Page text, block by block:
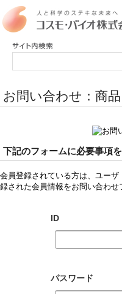
お問い合わせ：商
下記のフォームに必要事項
会員登録されている方は、ユー
録された会員情報をお問い合わせ
ID
パスワード